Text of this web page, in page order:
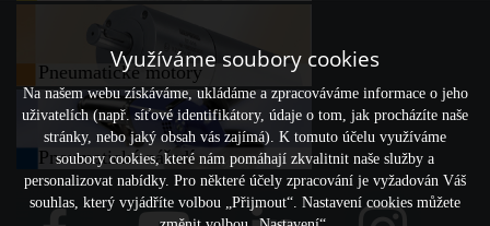
Pneumatické motory
Pneumatické nářadí
Využíváme soubory cookies
Na našem webu získáváme, ukládáme a zpracováváme informace o jeho
uživatelích (např. síťové identifikátory, údaje o tom, jak procházíte naše
stránky, nebo jaký obsah vás zajímá). K tomuto účelu využíváme
soubory cookies, které nám pomáhají zkvalitnit naše služby a
personalizovat nabídky. Pro některé účely zpracování je vyžadován Váš
souhlas, který vyjádříte volbou „Přijmout“. Nastavení cookies můžete